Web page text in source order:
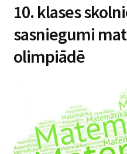
10. klases
sasniegumi
olimpiādē